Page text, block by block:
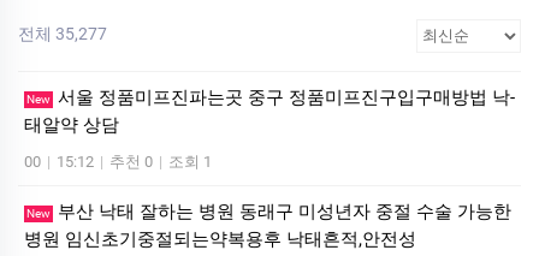
전체 35,277
New 서울 정품미프진파는곳 중구 정품미프진구입구매방법 낙­
태알약 상담
00 | 15:12 | 추천 0 | 조회 1
New
부산 낙태 잘하는 병원 동래구 미성년자 중절 수술 가능한
병원 임신초기중절되는약복용후 낙태흔적,안전성